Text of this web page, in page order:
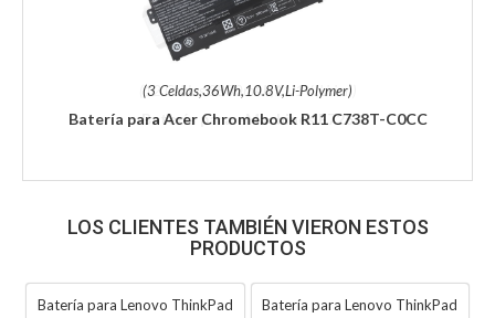
(3 Celdas,36Wh,10.8V,Li-Polymer)
Batería para Acer Chromebook R11 C738T-C0CC
LOS CLIENTES TAMBIÉN VIERON ESTOS
PRODUCTOS
Batería para Lenovo ThinkPad
Batería para Lenovo ThinkPad